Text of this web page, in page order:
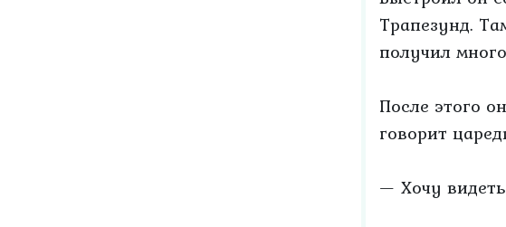
Трапезунд.
получил
После этого
говорит
— Хочу